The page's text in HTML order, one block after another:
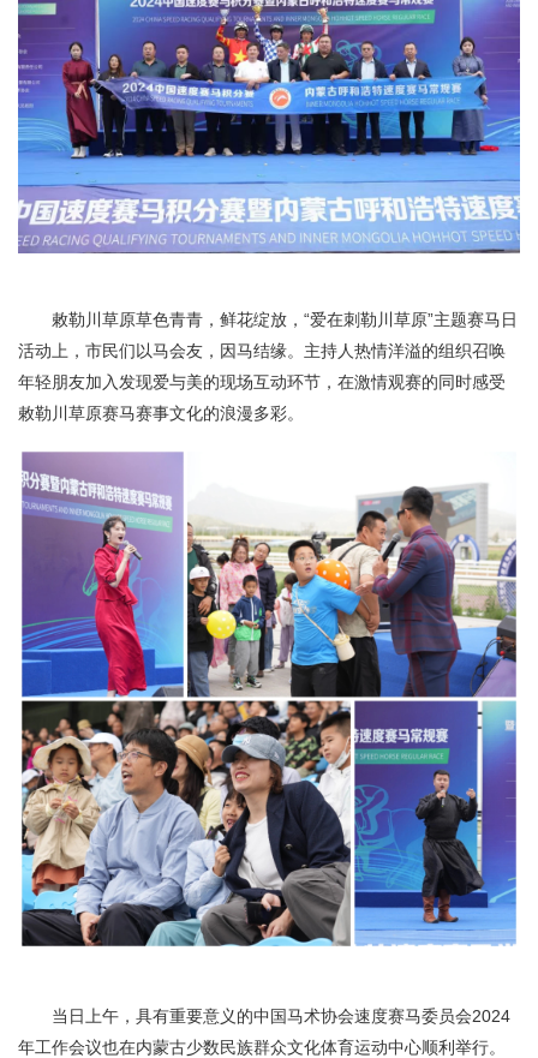
敕勒川草原草色青青，鲜花绽放，“爱在刺勒川草原”主题赛马日
活动上，市民们以马会友，因马结缘。主持人热情洋溢的组织召唤
年轻朋友加入发现爱与美的现场互动环节，在激情观赛的同时感受
敕勒川草原赛马赛事文化的浪漫多彩。
当日上午，具有重要意义的中国马术协会速度赛马委员会2024
年工作会议也在内蒙古少数民族群众文化体育运动中心顺利举行。